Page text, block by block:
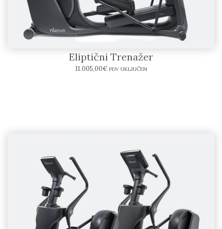
INTENZA FITNESS 550ETe2+SERIES
Eliptični Trenažer
11.005,00€ PDV UKLJUČEN